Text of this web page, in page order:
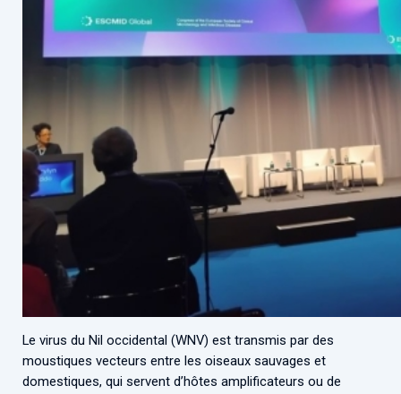
Le virus du Nil occidental (WNV) est transmis par des
moustiques vecteurs entre les oiseaux sauvages et
domestiques, qui servent d’hôtes amplificateurs ou de